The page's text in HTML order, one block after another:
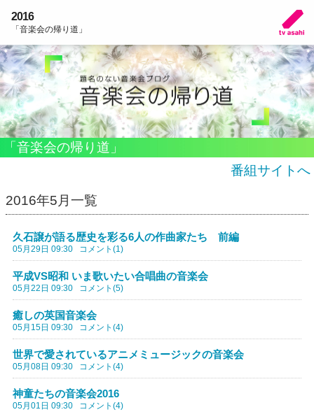
2016
「音楽会の帰り道」
「音楽会の帰り道」
番組サイトへ
2016年5月一覧
久石譲が語る歴史を彩る6人の作曲家たち 前編
05月29日 09:30 コメント(1)
平成VS昭和 いま歌いたい合唱曲の音楽会
05月22日 09:30 コメント(5)
癒しの英国音楽会
05月15日 09:30 コメント(4)
世界で愛されているアニメミュージックの音楽会
05月08日 09:30 コメント(4)
神童たちの音楽会2016
05月01日 09:30 コメント(4)